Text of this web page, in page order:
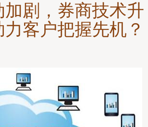
加剧，券商技术升
客户把握先机？